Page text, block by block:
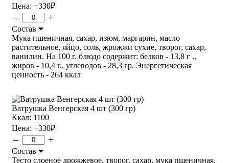
Цена: +330₽
– +
Состав
Мука пшеничная, сахар, изюм, маргарин, масло
растительное, яйцо, соль, жрожжи сухие, творог, сахар,
ванилин. На 100 г. блюдо содержит: белков - 13,8 г .,
жиров - 10,4 г., углеводов - 28,3 гр. Энергетическая
ценность - 264 ккал
Ватрушка Венгерская 4 шт (300 гр)
Ккал: 1100
Цена: +330₽
– +
Состав
Тесто слоеное дрожжевое, творог, сахар, мука пшеничная,